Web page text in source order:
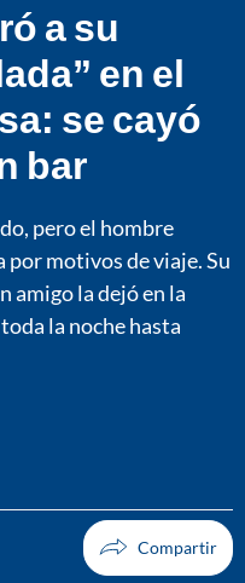
a su
en el
se cayó
bar
pero el hombre
por motivos de viaje. Su
amigo la dejó en la
la noche hasta